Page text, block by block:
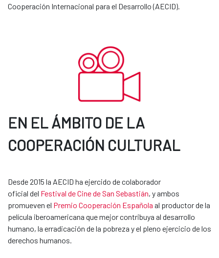
Cooperación Internacional para el Desarrollo (AECID).
EN EL ÁMBITO DE LA
COOPERACIÓN CULTURAL
Desde 2015 la AECID ha ejercido de colaborador
oficial del Festival de Cine de San Sebastián, y ambos
promueven el Premio Cooperación Española al productor de la
película iberoamericana que mejor contribuya al desarrollo
humano, la erradicación de la pobreza y el pleno ejercicio de los
derechos humanos.